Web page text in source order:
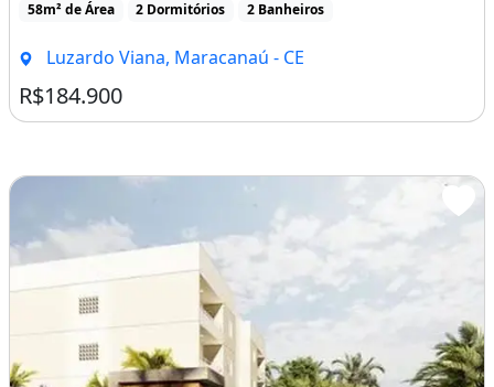
_______________________________________________
:10Q1TLC
Área de serviço
58m² de Área 2 Dormitórios 2 Banheiros
Luzardo Viana, Maracanaú - CE
R$184.900